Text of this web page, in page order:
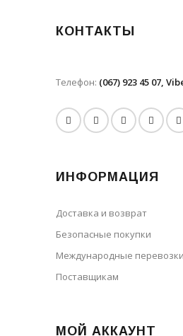
КОНТАКТЫ
Телефон: (067) 923 45 07,
ИНФОРМАЦИЯ
Доставка и возврат
Безопасные покупки
Международные перевозки
Поставщикам
МОЙ АККАУНТ